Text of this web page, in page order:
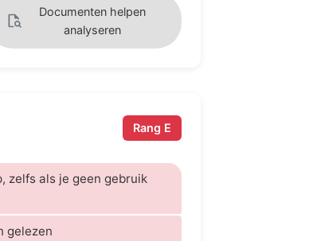
Documenten helpen
analyseren
Rang E
zelfs als je geen gebruik
gelezen